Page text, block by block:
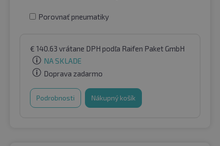
Porovnať pneumatiky
€ 140.63 vrátane DPH podľa Raifen Paket GmbH
NA SKLADE
Doprava zadarmo
Podrobnosti Nákupný košík